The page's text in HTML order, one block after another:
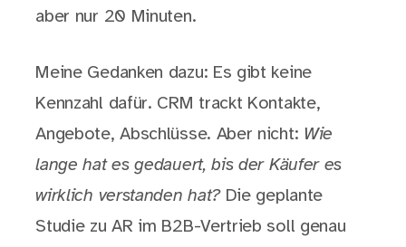
aber nur 20 Minuten.
Meine Gedanken dazu: Es gibt keine
Kennzahl dafür. CRM trackt Kontakte,
Angebote, Abschlüsse. Aber nicht: Wie
lange hat es gedauert, bis der Käufer es
wirklich verstanden hat?Die geplante
Studie zu AR im B2B-Vertrieb soll genau